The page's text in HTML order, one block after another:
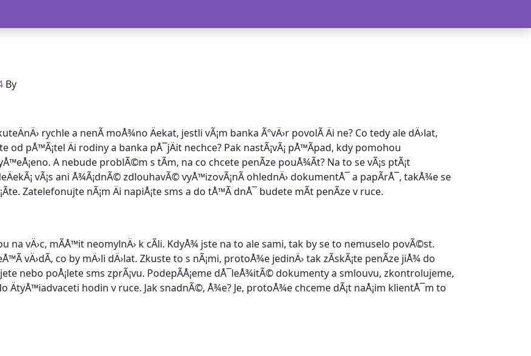
By
rychle a nenÃ­ moÅ¾no Äekat, jestli vÃ¡m banka ÃºvÄ›r povolÃ­ Äi ne? Co tedy ale dÄ›lat,
od pÅ™Ã¡tel Äi rodiny a banka pÅ¯jÄit nechce? Pak nastÃ¡vÃ¡ pÅ™Ã­pad, kdy pomohou
A nebude problÃ©m s tÃ­m, na co chcete penÃ­ze pouÅ¾Ã­t? Na to se vÃ¡s ptÃ¡t
vÃ¡s ani Å¾Ã¡dnÃ© zdlouhavÃ© vyÅ™izovÃ¡nÃ­ ohlednÄ› dokumentÅ¯ a papÃ­rÅ¯, takÅ¾e se
Zatelefonujte nÃ¡m Äi napiÅ¡te sms a do tÅ™Ã­ dnÅ¯ budete mÃ­t penÃ­ze v ruce.
vÄ›c, mÃ­Å™it neomylnÄ› k cÃ­li. KdyÅ¾ jste na to ale sami, tak by se to nemuselo povÃ©st.
vÄ›dÃ­, co by mÄ›li dÄ›lat. Zkuste to s nÃ¡mi, protoÅ¾e jedinÄ› tak zÃ­skÃ¡te penÃ­ze jiÅ¾ do
nebo poÅ¡lete sms zprÃ¡vu. PodepÃ­Å¡eme dÅ¯leÅ¾itÃ© dokumenty a smlouvu, zkontrolujeme,
ÄtyÅ™iadvaceti hodin v ruce. Jak snadnÃ©, Å¾e? Je, protoÅ¾e chceme dÃ¡t naÅ¡im klientÅ¯m to